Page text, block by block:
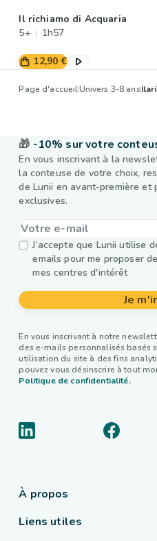
Il richiamo di Acquaria
5+
1h57
12,90 €
Page d'accueilUnivers 3-8 ans
🎁 -10% sur votre
En vous inscrivant à la
la conteuse de votre choix,
de Lunii en avant-première et
exclusives.
J’accepte que Lunii utilise
emails pour me proposer
mes centres d'intérêt
Je
En vous inscrivant à notre
des e-mails personnalisés basés
utilisation du site à des fins
pouvez vous désinscrire à tout
Politique de confidentialité.
À propos
Liens utiles